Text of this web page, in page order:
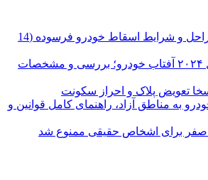
راهنمای کامل مراحل و شرایط اسقاط خودرو فرسوده (14
مزدا CX-30 مدل ۲۰۲۴ آفتاب خودرو؛ بررسی و مشخصات
تعویض پلاک و احراز سکونت
به مناطق آزاد، راهنمای کامل قوانین و
صفر برای اشخاص حقیقی ممنوع شد